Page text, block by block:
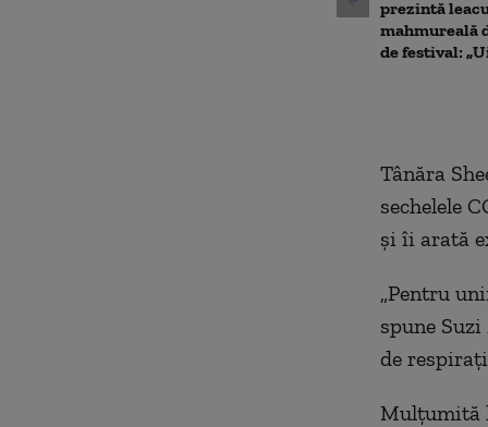
prezintă
mahmureală
de festival:
Tânăra
sechelele
și îi arată
„Pentru
spune
de
Mulțumită